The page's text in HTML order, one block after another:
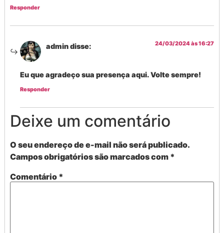
Responder
admindisse: 24/03/2024 às 16:27
Eu que agradeço sua presença aqui. Volte sempre!
Responder
Deixe um comentário
O seu endereço de e-mail não será publicado.
Campos obrigatórios são marcados com *
Comentário *